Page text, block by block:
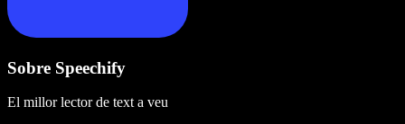
Sobre Speechify
El millor lector de text a veu